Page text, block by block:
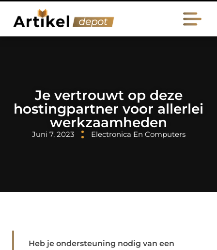
Je vertrouwt op deze
hostingpartner voor allerlei
werkzaamheden
Juni 7, 2023 Electronica En Computers
Heb je ondersteuning nodig van een